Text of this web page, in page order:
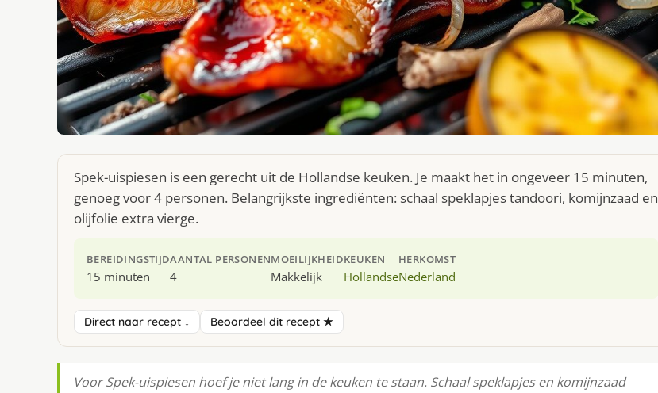
Spek-ui­s­pie­sen is een gerecht uit de Hollandse keuken. Je maakt het in ongeveer 15 minuten,
genoeg voor 4 personen. Belangrijkste ingrediënten: schaal speklapjes tandoori, komijnzaad en
olijfolie extra vierge.
BEREIDINGSTIJD
15 minuten
AANTAL PERSONEN
4
MOEILIJKHEID
Makkelijk
KEUKEN
Hollandse
HERKOMST
Nederland
Direct naar recept ↓ Beoordeel dit recept ★
Voor Spek-ui­s­pie­sen hoef je niet lang in de keuken te staan. Schaal speklapjes en komijnzaad